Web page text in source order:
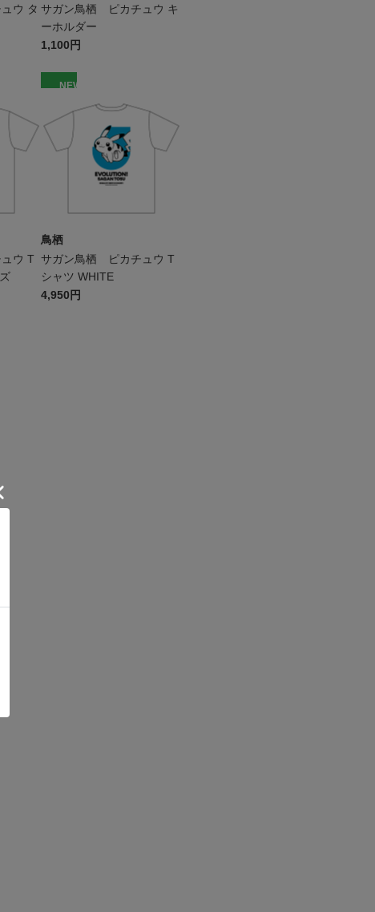
ウ タ サガン鳥栖 ピカチュウ キ
ーホルダー
1,100円
ウ T
NEW
鳥栖
サガン鳥栖 ピカチュウ T
シャツ WHITE
4,950円